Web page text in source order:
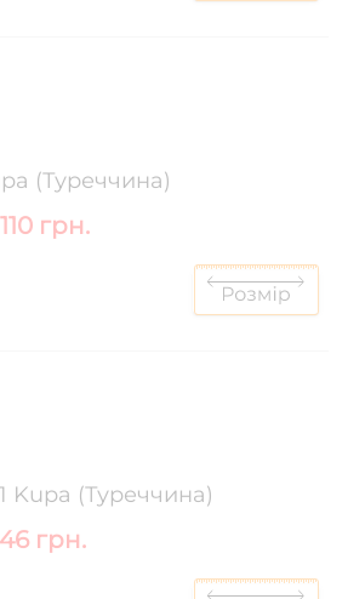
(Туреччина)
грн.
Kupa (Туреччина)
грн.